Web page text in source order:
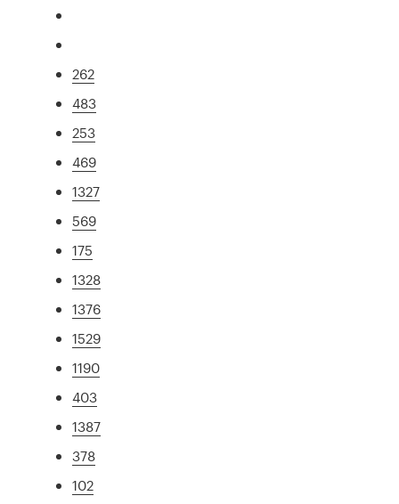
262
483
253
469
1327
569
175
1328
1376
1529
1190
403
1387
378
102